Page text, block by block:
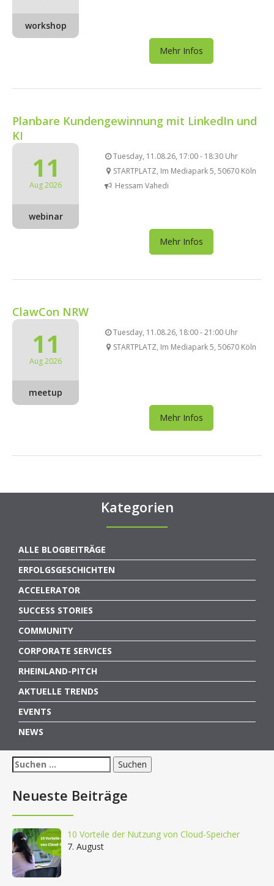
workshop
Mehr Infos
Planbare Kundengewinnung mit LinkedIn und
KI
11
Aug 2026
webinar
Tuesday, 11.08.26, 17:00 - 18:30 Uhr
STARTPLATZ, Im Mediapark 5, 50670 Köln
Hessam Vahedi
Mehr Infos
ClawCon NRW
11
Aug 2026
meetup
Tuesday, 11.08.26, 18:00 - 21:00 Uhr
STARTPLATZ, Im Mediapark 5, 50670 Köln
Mehr Infos
Kategorien
ALLE BLOGBEITRÄGE
ERFOLGSGESCHICHTEN
ACCELERATOR
SUCCESS STORIES
COMMUNITY
CORPORATE SERVICES
RHEINLAND-PITCH
AKTUELLE TRENDS
EVENTS
NEWS
Suchen
nach:
Neueste Beiträge
10 Vorteile der Nutzung von Cloud-Speicher
7. August